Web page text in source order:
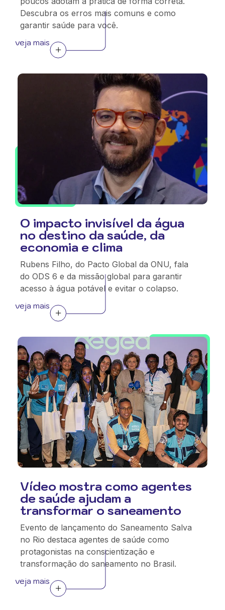
Descubra os erros mais comuns e como
garantir saúde para você.
veja mais
O impacto invisível da água
no destino da saúde, da
economia e clima
Rubens Filho, do Pacto Global da ONU, fala
do ODS 6 e da missão global para garantir
acesso à água potável e evitar o colapso.
veja mais
Vídeo mostra como agentes
de saúde ajudam a
transformar o saneamento
Evento de lançamento do Saneamento Salva
no Rio destaca agentes de saúde como
protagonistas na conscientização e
transformação do saneamento no Brasil.
veja mais